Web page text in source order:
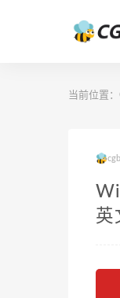
当前位置：
英